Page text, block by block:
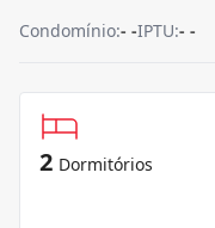
Condomínio:- -IPTU:- -
2 Dormitórios